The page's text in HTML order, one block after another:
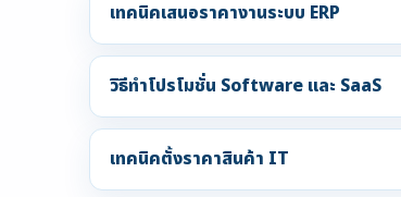
เทคนิคเสนอราคางานระบบ ERP
วิธีทำโปรโมชั่น Software และ SaaS
เทคนิคตั้งราคาสินค้า IT